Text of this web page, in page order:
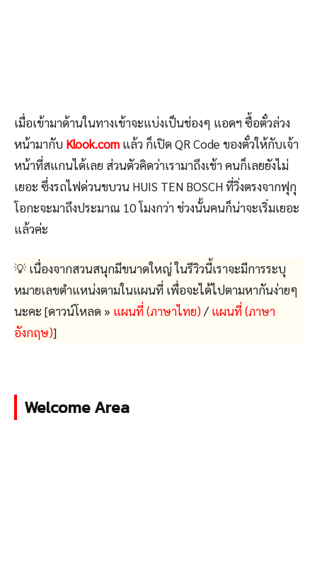
เมื่อเข้ามาด้านในทางเข้าจะแบ่งเป็นช่องๆ แอดฯ ซื้อตั๋วล่วง
หน้ามากับ Klook.com แล้ว ก็เปิด QR Code ของตั๋วให้กับเจ้า
หน้าที่สแกนได้เลย ส่วนตัวคิดว่าเรามาถึงเช้า คนก็เลยยังไม่
เยอะ ซึ่งรถไฟด่วนขบวน HUIS TEN BOSCH ที่วิ่งตรงจากฟุกุ
โอกะจะมาถึงประมาณ 10 โมงกว่า ช่วงนั้นคนก็น่าจะเริ่มเยอะ
แล้วค่ะ
💡 เนื่องจากสวนสนุกมีขนาดใหญ่ ในรีวิวนี้เราจะมีการระบุ
หมายเลขตำแหน่งตามในแผนที่ เพื่อจะได้ไปตามหากันง่ายๆ
นะคะ [ดาวน์โหลด » แผนที่ (ภาษาไทย)/แผนที่ (ภาษา
อังกฤษ)]
Welcome Area